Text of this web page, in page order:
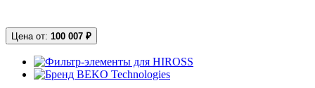
Цена от: 100 007 ₽